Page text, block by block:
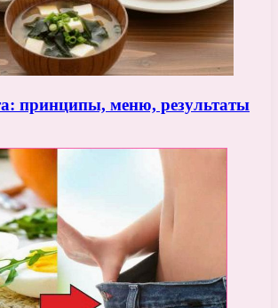
принципы, меню, результаты